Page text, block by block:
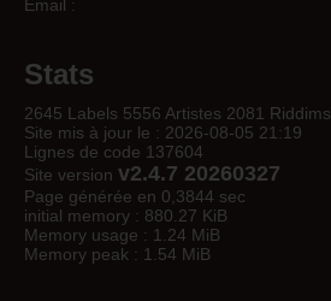
Email :
Stats
2645 Labels 5556 Artistes 2081 Riddims
Site mis à jour le : 2026-08-05 21:19
Lignes de code 137604
Site version v2.4.7 20260327
Page générée en 0,3844 sec
initial memory : 880.27 KiB
Memory usage : 1.24 MiB
Memory peak : 1.54 MiB